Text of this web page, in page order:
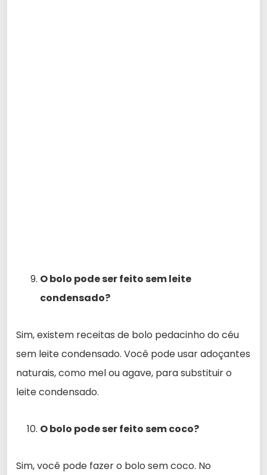
O bolo pode ser feito sem leite
condensado?
Sim, existem receitas de bolo pedacinho do céu
sem leite condensado. Você pode usar adoçantes
naturais, como mel ou agave, para substituir o
leite condensado.
O bolo pode ser feito sem coco?
Sim, você pode fazer o bolo sem coco. No